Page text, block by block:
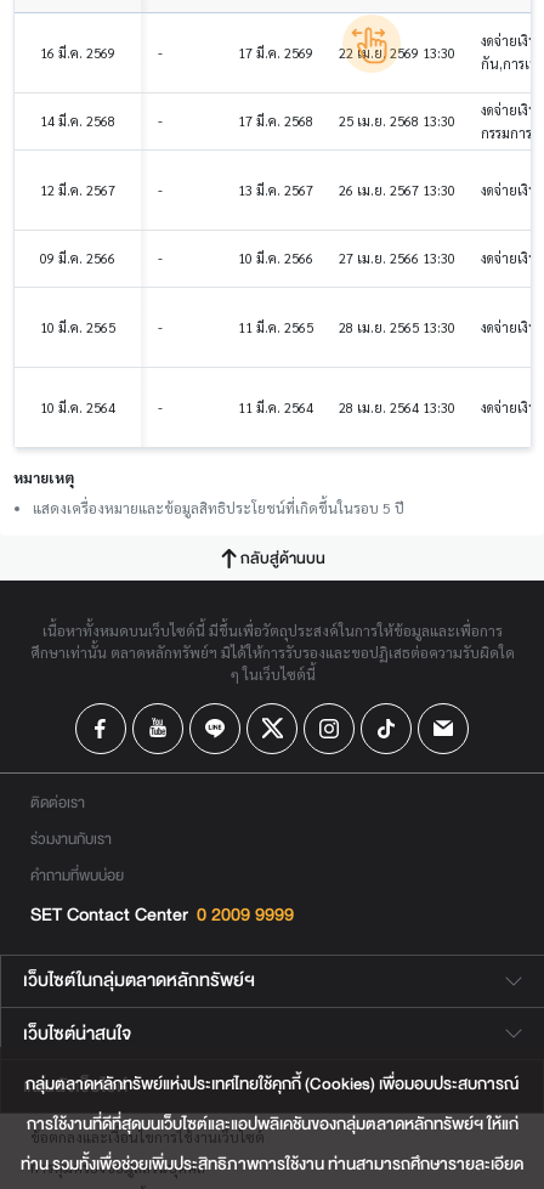
16 มี.ค. 2569 - 17 มี.ค. 2569 22 เม.ย. 2569 13:30
งดจ่ายเงิ
กัน,การเป
14 มี.ค. 2568 - 17 มี.ค. 2568 25 เม.ย. 2568 13:30
งดจ่ายเงิ
กรรมการ
12 มี.ค. 2567 - 13 มี.ค. 2567 26 เม.ย. 2567 13:30 งดจ่ายเงิ
09 มี.ค. 2566 - 10 มี.ค. 2566 27 เม.ย. 2566 13:30 งดจ่ายเงิ
10 มี.ค. 2565 - 11 มี.ค. 2565 28 เม.ย. 2565 13:30 งดจ่ายเงิ
10 มี.ค. 2564 - 11 มี.ค. 2564 28 เม.ย. 2564 13:30 งดจ่ายเงิ
หมายเหตุ
แสดงเครื่องหมายและข้อมูลสิทธิประโยชน์ที่เกิดขึ้นในรอบ 5 ปี
กลับสู่ด้านบน
เนื้อหาทั้งหมดบนเว็บไซต์นี้ มีขึ้นเพื่อวัตถุประสงค์ในการให้ข้อมูลและเพื่อการ
ศึกษาเท่านั้น ตลาดหลักทรัพย์ฯ มิได้ให้การรับรองและขอปฏิเสธต่อความรับผิดใด
ๆ ในเว็บไซต์นี้
ติดต่อเรา
ร่วมงานกับเรา
คำถามที่พบบ่อย
SET Contact Center 0 2009 9999
เว็บไซต์ในกลุ่มตลาดหลักทรัพย์ฯ
เว็บไซต์น่าสนใจ
แผนผังเว็บไซต์
ข้อตกลงและเงื่อนไขการใช้งานเว็บไซต์
การคุ้มครองข้อมูลส่วนบุคคล
กลุ่มตลาดหลักทรัพย์แห่งประเทศไทยใช้คุกกี้ (Cookies) เพื่อมอบประสบการณ์
การใช้งานที่ดีที่สุดบนเว็บไซต์และแอปพลิเคชันของกลุ่มตลาดหลักทรัพย์ฯ ให้แก่
ท่าน รวมทั้งเพื่อช่วยเพิ่มประสิทธิภาพการใช้งาน ท่านสามารถศึกษารายละเอียด